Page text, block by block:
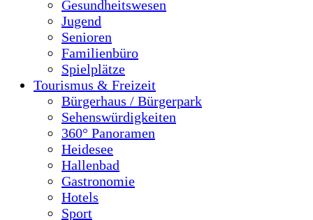
Gesundheitswesen
Jugend
Senioren
Familienbüro
Spielplätze
Tourismus & Freizeit
Bürgerhaus / Bürgerpark
Sehenswürdigkeiten
360° Panoramen
Heidesee
Hallenbad
Gastronomie
Hotels
Sport